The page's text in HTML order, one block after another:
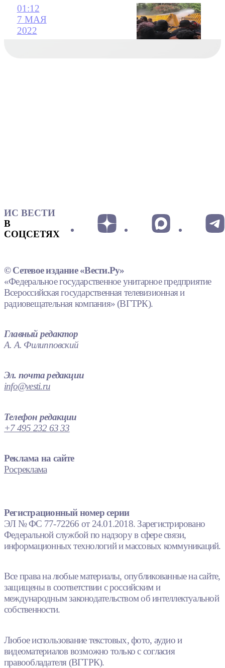
01:12
7 МАЯ
2022
ИС ВЕСТИ
В
СОЦСЕТЯХ
© Сетевое издание «Вести.Ру»
«Федеральное государственное унитарное предприятие
Всероссийская государственная телевизионная и
радиовещательная компания» (ВГТРК).
Главный редактор
А. А. Филипповский
Эл. почта редакции
info@vesti.ru
Телефон редакции
+7 495 232 63 33
Реклама на сайте
Росреклама
Регистрационный номер серии
ЭЛ № ФС 77-72266 от 24.01.2018. Зарегистрировано
Федеральной службой по надзору в сфере связи,
информационных технологий и массовых коммуникаций.
Все права на любые материалы, опубликованные на сайте,
защищены в соответствии с российским и
международным законодательством об интеллектуальной
собственности.
Любое использование текстовых, фото, аудио и
видеоматериалов возможно только с согласия
правообладателя (ВГТРК).